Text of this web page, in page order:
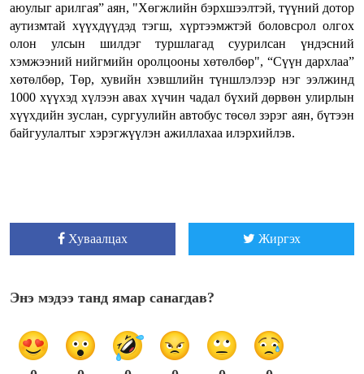
аюулыг арилгая” аян, "Хөгжлийн бэрхшээлтэй, түүний дотор
аутизмтай хүүхдүүдэд тэгш, хүртээмжтэй боловсрол олгох
олон улсын шилдэг туршлагад суурилсан үндэсний
хэмжээний нийгмийн оролцооны хөтөлбөр", “Сүүн дархлаа”
хөтөлбөр, Төр, хувийн хэвшлийн түншлэлээр нэг ээлжинд
1000 хүүхэд хүлээн авах хүчин чадал бүхий дөрвөн улирлын
хүүхдийн зуслан, сургуулийн автобус төсөл зэрэг аян, бүтээн
байгуулалтыг хэрэгжүүлэн ажиллахаа илэрхийлэв.
Хуваалцах Жиргэх
Энэ мэдээ танд ямар санагдав?